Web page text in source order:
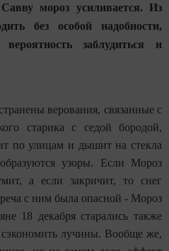
мороз усиливается. Из
без особой надобности,
заблудиться и
верования, связанные с
старика с седой бородой,
по улицам и дышит на стекла
узоры. Если Мороз
а если закричит, то снег
с ним была опасной - Мороз
18 декабря старались также
лучины. Вообще же,